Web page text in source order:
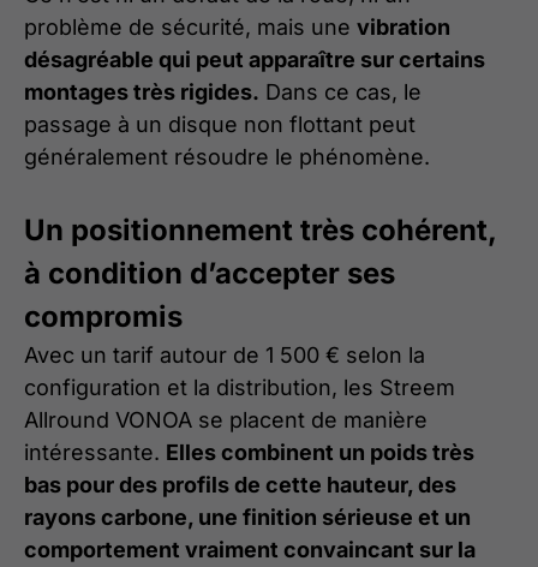
problème de sécurité, mais une vibration
désagréable qui peut apparaître sur certains
montages très rigides. Dans ce cas, le
passage à un disque non flottant peut
généralement résoudre le phénomène.
Un positionnement très cohérent,
à condition d’accepter ses
compromis
Avec un tarif autour de 1 500 € selon la
configuration et la distribution, les Streem
Allround VONOA se placent de manière
intéressante. Elles combinent un poids très
bas pour des profils de cette hauteur, des
rayons carbone, une finition sérieuse et un
comportement vraiment convaincant sur la